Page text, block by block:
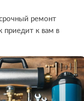
ремонт
приедит к вам в